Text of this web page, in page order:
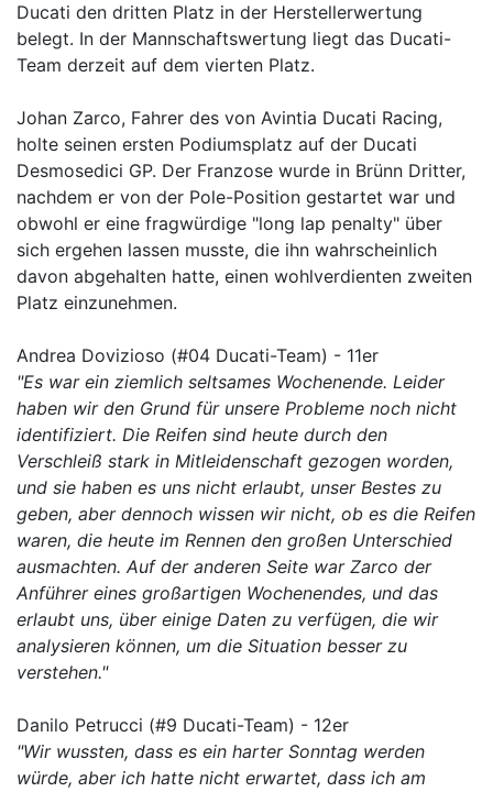
Ducati den dritten Platz in der Herstellerwertung
belegt. In der Mannschaftswertung liegt das Ducati-
Team derzeit auf dem vierten Platz.
Johan Zarco, Fahrer des von Avintia Ducati Racing,
holte seinen ersten Podiumsplatz auf der Ducati
Desmosedici GP. Der Franzose wurde in Brünn Dritter,
nachdem er von der Pole-Position gestartet war und
obwohl er eine fragwürdige "long lap penalty" über
sich ergehen lassen musste, die ihn wahrscheinlich
davon abgehalten hatte, einen wohlverdienten zweiten
Platz einzunehmen.
Andrea Dovizioso (#04 Ducati-Team) - 11er
"Es war ein ziemlich seltsames Wochenende. Leider
haben wir den Grund für unsere Probleme noch nicht
identifiziert. Die Reifen sind heute durch den
Verschleiß stark in Mitleidenschaft gezogen worden,
und sie haben es uns nicht erlaubt, unser Bestes zu
geben, aber dennoch wissen wir nicht, ob es die Reifen
waren, die heute im Rennen den großen Unterschied
ausmachten. Auf der anderen Seite war Zarco der
Anführer eines großartigen Wochenendes, und das
erlaubt uns, über einige Daten zu verfügen, die wir
analysieren können, um die Situation besser zu
verstehen."
Danilo Petrucci (#9 Ducati-Team) - 12er
"Wir wussten, dass es ein harter Sonntag werden
würde, aber ich hatte nicht erwartet, dass ich am